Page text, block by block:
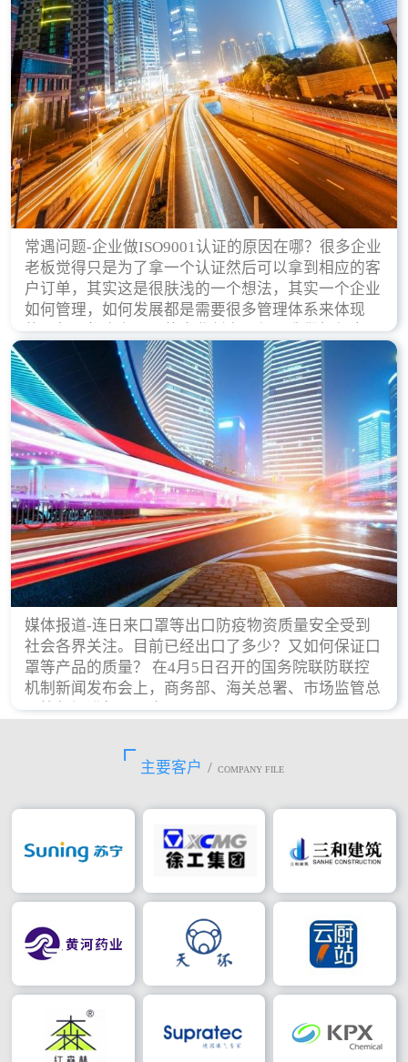
常遇问题-企业做ISO9001认证的原因在哪？很多企业
老板觉得只是为了拿一个认证然后可以拿到相应的客
户订单，其实这是很肤浅的一个想法，其实一个企业
如何管理，如何发展都是需要很多管理体系来体现
的，每天都会有不同的企业创立，但是我们如何去证
实一个企业的合法，有质量保证了？这就是ISO9001
认证体现价值的时候，那么键锋小编就来细说下企业
做ISO9001认证的根本原因。
媒体报道-连日来口罩等出口防疫物资质量安全受到
社会各界关注。目前已经出口了多少？又如何保证口
罩等产品的质量？ 在4月5日召开的国务院联防联控
机制新闻发布会上，商务部、海关总署、市场监管总
局等部门进行了回应。
主要客户 / COMPANY FILE